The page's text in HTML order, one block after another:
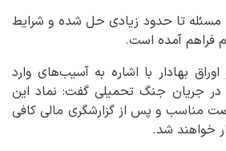
مسئله تا حدود زیادی حل شده و شرایط
فراهم آمده است.
بهادار با اشاره به آسیب‌های وارد
جریان جنگ تحمیلی گفت: نماد این
مناسب و پس از گزارشگری مالی کافی
خواهند شد.